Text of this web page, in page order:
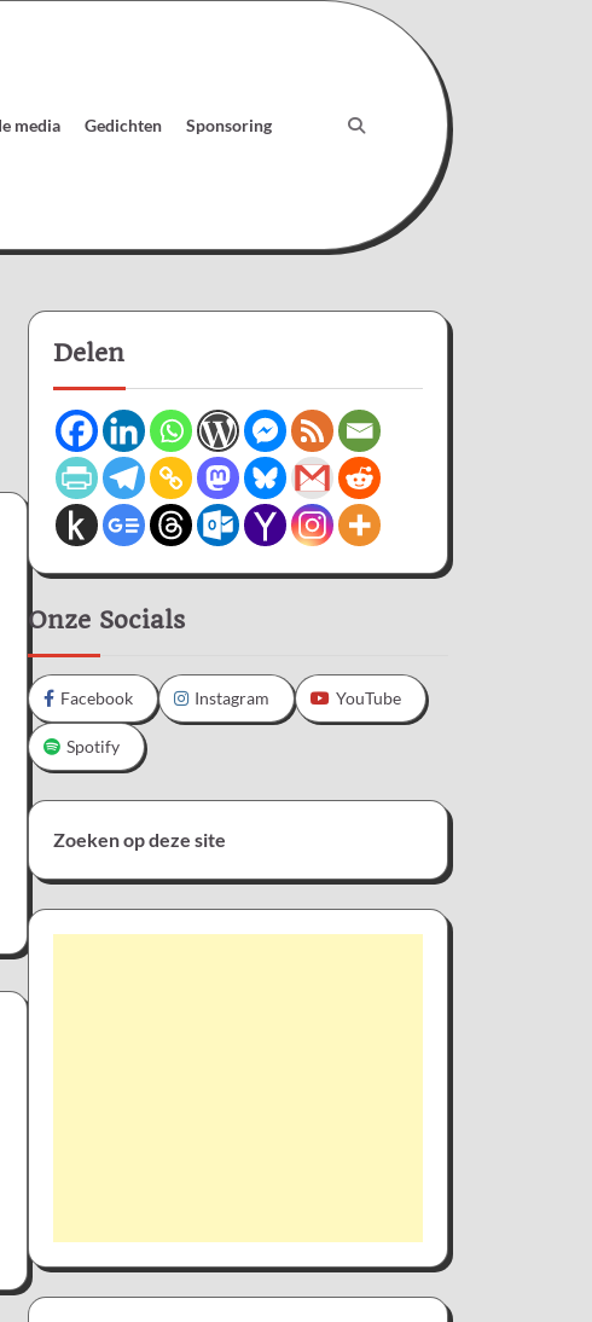
media Gedichten Sponsoring
Delen
Onze Socials
Facebook Instagram YouTube
Spotify
Zoeken op deze site